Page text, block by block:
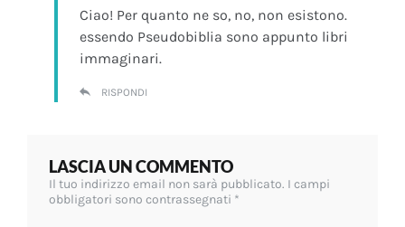
Ciao! Per quanto ne so, no, non esistono.
essendo Pseudobiblia sono appunto libri
immaginari.
RISPONDI
LASCIA UN COMMENTO
Il tuo indirizzo email non sarà pubblicato. I campi
obbligatori sono contrassegnati *